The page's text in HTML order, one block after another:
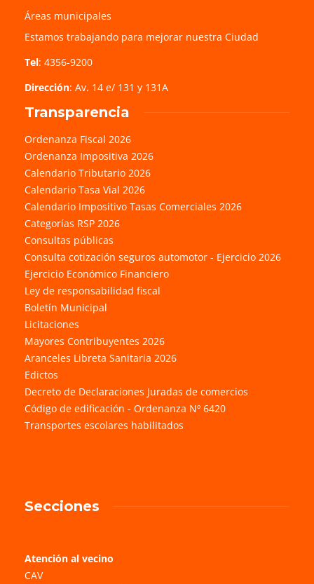
Áreas municipales
Estamos trabajando para mejorar nuestra Ciudad
Tel: 4356-9200
Dirección: Av. 14 e/ 131 y 131A
Transparencia
Ordenanza Fiscal 2026
Ordenanza Impositiva 2026
Calendario Tributario 2026
Calendario Tasa Vial 2026
Calendario Impositivo Tasas Comerciales 2026
Categorías RSP 2026
Consultas públicas
Consulta cotización seguros automotor - Ejercicio 2026
Ejercicio Económico Financiero
Ley de responsabilidad fiscal
Boletín Municipal
Licitaciones
Mayores Contribuyentes 2026
Aranceles Libreta Sanitaria 2026
Edictos
Decreto de Declaraciones Juradas de comercios
Código de edificación - Ordenanza Nº 6420
Transportes escolares habilitados
Secciones
Atención al vecino
CAV